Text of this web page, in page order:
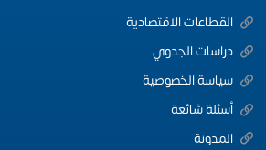
القطاعات الاقتصادية
دراسات الجدوي
سياسة الخصوصية
أسئلة شائعة
المدونة